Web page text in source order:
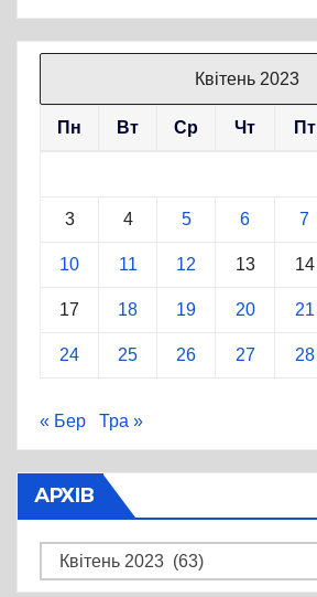
Квітень 2023
Пн Вт Ср Чт Пт
3 4 5 6 7
10 11 12 13 14
17 18 19 20 21
24 25 26 27 28
« Бер Тра »
АРХІВ
Архів